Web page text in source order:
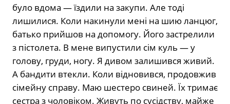
було вдома — їздили на закупи. Але тоді
лишилися. Коли накинули мені на шию ланцюг,
батько прийшов на допомогу. Його застрелили
з пістолета. В мене випустили сім куль — у
голову, груди, ногу. Я дивом залишився живий.
А бандити втекли. Коли відновився, продовжив
сімейну справу. Маю шестеро свиней. Їх тримає
сестра з чоловіком. Живуть по сусідству, майже